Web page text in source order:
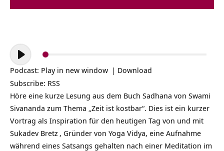
Audio-
Player
Podcast: Play in new window | Download
Subscribe: RSS
Höre eine kurze Lesung aus dem Buch Sadhana von Swami
Sivananda zum Thema „Zeit ist kostbar“. Dies ist ein kurzer
Vortrag als Inspiration für den heutigen Tag von und mit
Sukadev Bretz , Gründer von Yoga Vidya, eine Aufnahme
während eines Satsangs gehalten nach einer Meditation im